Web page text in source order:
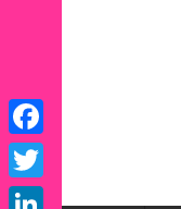
F
a
T